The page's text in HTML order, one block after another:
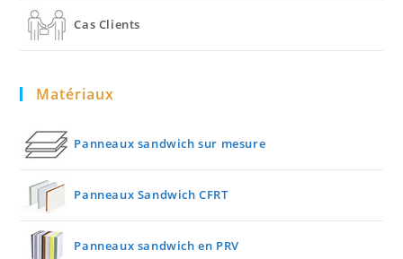
Cas Clients
Matériaux
Panneaux sandwich sur mesure
Panneaux Sandwich CFRT
Panneaux sandwich en PRV